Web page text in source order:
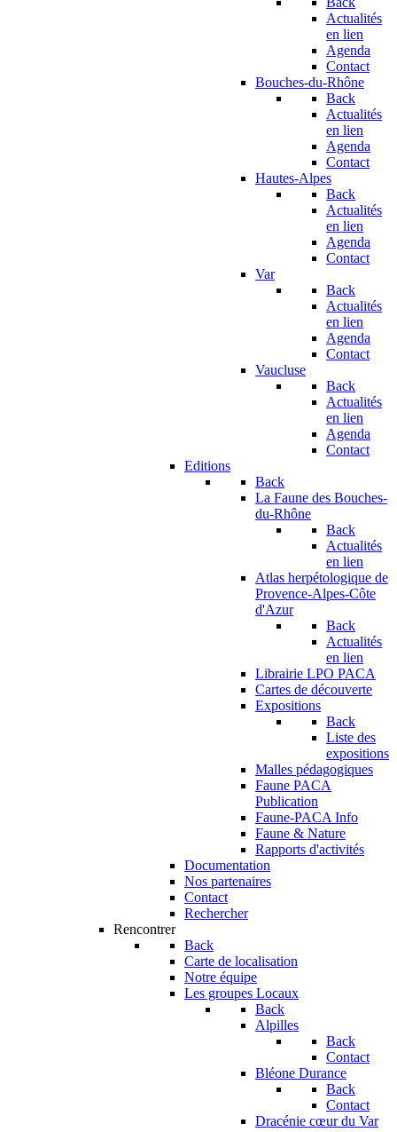
Actualités
en lien
Agenda
Contact
Bouches-du-Rhône
Back
Actualités
en lien
Agenda
Contact
Hautes-Alpes
Back
Actualités
en lien
Agenda
Contact
Var
Back
Actualités
en lien
Agenda
Contact
Vaucluse
Back
Actualités
en lien
Agenda
Contact
Editions
Back
La Faune des Bouches-
du-Rhône
Back
Actualités
en lien
Atlas herpétologique de
Provence-Alpes-Côte
d'Azur
Back
Actualités
en lien
Librairie LPO PACA
Cartes de découverte
Expositions
Back
Liste des
expositions
Malles pédagogiques
Faune PACA
Publication
Faune-PACA Info
Faune & Nature
Rapports d'activités
Documentation
Nos partenaires
Contact
Rechercher
Rencontrer
Back
Carte de localisation
Notre équipe
Les groupes Locaux
Back
Alpilles
Back
Contact
Bléone Durance
Back
Contact
Dracénie cœur du Var